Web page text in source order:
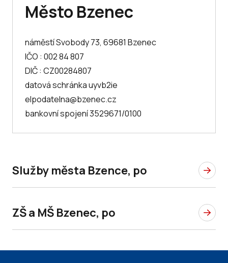
Město Bzenec
náměstí Svobody 73, 69681 Bzenec
IČO : 002 84 807
DIČ : CZ00284807
datová schránka uyvb2ie
elpodatelna@bzenec.cz
bankovní spojení 3529671/0100
Služby města Bzence, po
ZŠ a MŠ Bzenec, po